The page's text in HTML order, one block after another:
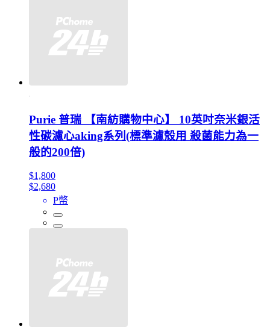
Purie 普瑞 【南紡購物中心】 10英吋奈米銀活
性碳濾心aking系列(標準濾殼用 殺菌能力為一
般的200倍)
$1,800
$2,680
P幣